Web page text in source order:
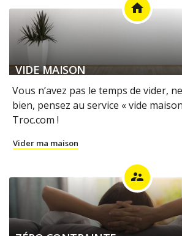
home
VIDE MAISON
Vous n’avez pas le temps de vider,
bien, pensez au service « vide
Troc.com !
Vider ma maison
supervisor_account